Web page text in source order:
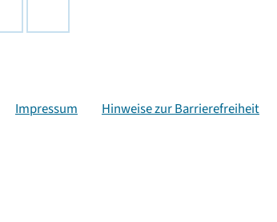
Impressum Hinweise zur Barrierefreiheit